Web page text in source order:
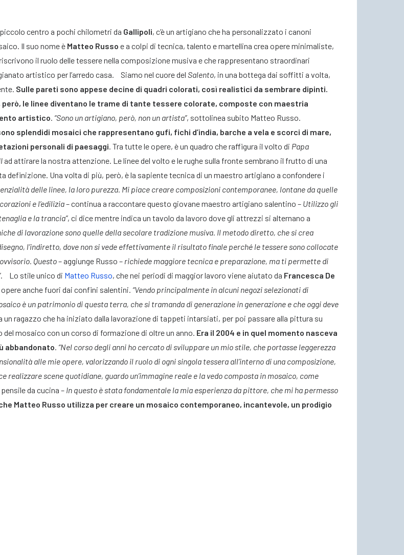
centro a pochi chilometri da Gallipoli, c’è un artigiano che ha personalizzato i canoni
Il suo nome è Matteo Russo e a colpi di tecnica, talento e martellina crea opere minimaliste,
il ruolo delle tessere nella composizione musiva e che rappresentano straordinari
artistico per l’arredo casa. Siamo nel cuore del Salento, in una bottega dai soffitti a volta,
Sulle pareti sono appese decine di quadri colorati, così realistici da sembrare dipinti.
però, le linee diventano le trame di tante tessere colorate, composte con maestria
artistico. “Sono un artigiano, però, non un artista”, sottolinea subito Matteo Russo.
splendidi mosaici che rappresentano gufi, fichi d’india, barche a vela e scorci di mare,
personali di paesaggi. Tra tutte le opere, è un quadro che raffigura il volto di Papa
ad attirare la nostra attenzione. Le linee del volto e le rughe sulla fronte sembrano il frutto di una
definizione. Una volta di più, però, è la sapiente tecnica di un maestro artigiano a confondere i
delle linee, la loro purezza. Mi piace creare composizioni contemporanee, lontane da quelle
e l’edilizia– continua a raccontare questo giovane maestro artigiano salentino – Utilizzo gli
e la trancia”, ci dice mentre indica un tavolo da lavoro dove gli attrezzi si alternano a
di lavorazione sono quelle della secolare tradizione musiva. Il metodo diretto, che si crea
l’indiretto, dove non si vede effettivamente il risultato finale perché le tessere sono collocate
Questo– aggiunge Russo – richiede maggiore tecnica e preparazione, ma ti permette di
. Lo stile unico di Matteo Russo, che nei periodi di maggior lavoro viene aiutato da Francesca De
anche fuori dai confini salentini. “Vendo principalmente in alcuni negozi selezionati di
è un patrimonio di questa terra, che si tramanda di generazione in generazione e che oggi deve
un ragazzo che ha iniziato dalla lavorazione di tappeti intarsiati, per poi passare alla pittura su
mosaico con un corso di formazione di oltre un anno. Era il 2004 e in quel momento nasceva
abbandonato. “Nel corso degli anni ho cercato di sviluppare un mio stile, che portasse leggerezza
alle mie opere, valorizzando il ruolo di ogni singola tessera all’interno di una composizione,
scene quotidiane, guardo un’immagine reale e la vedo composta in mosaico, come
da cucina – In questo è stata fondamentale la mia esperienza da pittore, che mi ha permesso
Matteo Russo utilizza per creare un mosaico contemporaneo, incantevole, un prodigio